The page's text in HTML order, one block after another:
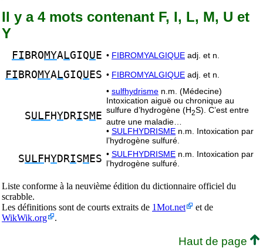
Il y a 4 mots contenant F, I, L, M, U et
Y
FI BROMYALGIQU E • FIBROMYALGIQUE adj. et n.
FI BROMYALGIQU ES • FIBROMYALGIQUE adj. et n.
SULF HYDRISM E
• sulfhydrisme n.m. (Médecine)
Intoxication aiguë ou chronique au
sulfure d’hydrogène (H2S). C’est entre
autre une maladie…
• SULFHYDRISME n.m. Intoxication par
l’hydrogène sulfuré.
SULF HYDRISM ES • SULFHYDRISME n.m. Intoxication par
l’hydrogène sulfuré.
Liste conforme à la neuvième édition du dictionnaire officiel du
scrabble.
Les définitions sont de courts extraits de 1Mot.net
et de
WikWik.org
.
Haut de page